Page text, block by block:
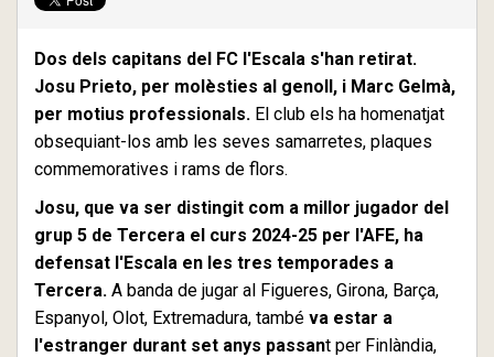
Dos dels capitans del FC l'Escala s'han retirat.
Josu Prieto, per molèsties al genoll, i Marc Gelmà,
per motius professionals. El club els ha homenatjat
obsequiant-los amb les seves samarretes, plaques
commemoratives i rams de flors.
Josu, que va ser distingit com a millor jugador del
grup 5 de Tercera el curs 2024-25 per l'AFE, ha
defensat l'Escala en les tres temporades a
Tercera. A banda de jugar al Figueres, Girona, Barça,
Espanyol, Olot, Extremadura, també va estar a
l'estranger durant set anys passant per Finlàndia,